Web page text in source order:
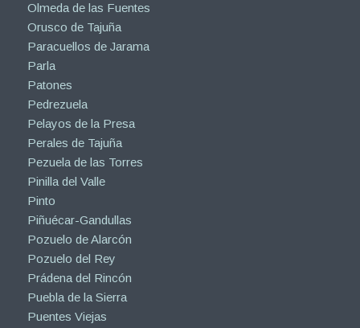
Olmeda de las Fuentes
Orusco de Tajuña
Paracuellos de Jarama
Parla
Patones
Pedrezuela
Pelayos de la Presa
Perales de Tajuña
Pezuela de las Torres
Pinilla del Valle
Pinto
Piñuécar-Gandullas
Pozuelo de Alarcón
Pozuelo del Rey
Prádena del Rincón
Puebla de la Sierra
Puentes Viejas